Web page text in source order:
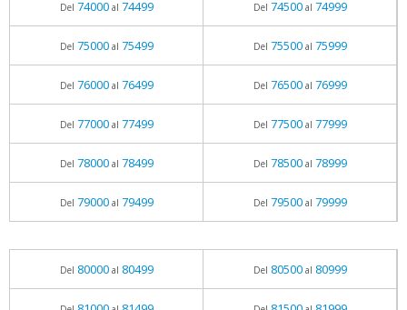
Del 74000al 74499 Del 74500al 74999
Del 75000al 75499 Del 75500al 75999
Del 76000al 76499 Del 76500al 76999
Del 77000al 77499 Del 77500al 77999
Del 78000al 78499 Del 78500al 78999
Del 79000al 79499 Del 79500al 79999
Del 80000al 80499 Del 80500al 80999